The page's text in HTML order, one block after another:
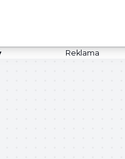
Reklama